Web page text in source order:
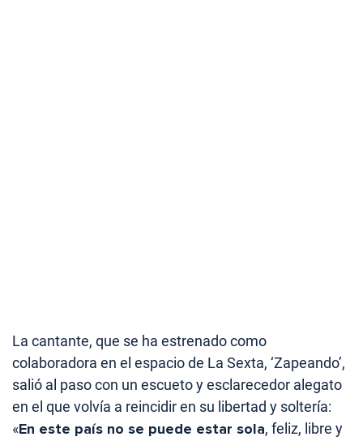
La cantante, que se ha estrenado como
colaboradora en el espacio de La Sexta, ‘Zapeando’,
salió al paso con un escueto y esclarecedor alegato
en el que volvía a reincidir en su libertad y soltería:
«En este país no se puede estar sola, feliz, libre y